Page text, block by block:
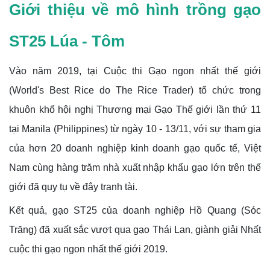
Giới thiệu về mô hình trồng gạo
ST25 Lúa - Tôm
Vào năm 2019, tại Cuộc thi Gạo ngon nhất thế giới
(World's Best Rice do The Rice Trader) tổ chức trong
khuôn khổ hội nghị Thương mại Gạo Thế giới lần thứ 11
tại Manila (Philippines) từ ngày 10 - 13/11, với sự tham gia
của hơn 20 doanh nghiệp kinh doanh gạo quốc tế, Việt
Nam cùng hàng trăm nhà xuất nhập khẩu gạo lớn trên thế
giới đã quy tụ về đây tranh tài.
Kết quả, gạo ST25 của doanh nghiệp Hồ Quang (Sóc
Trăng) đã xuất sắc vượt qua gạo Thái Lan, giành giải Nhất
cuộc thi gạo ngon nhất thế giới 2019.